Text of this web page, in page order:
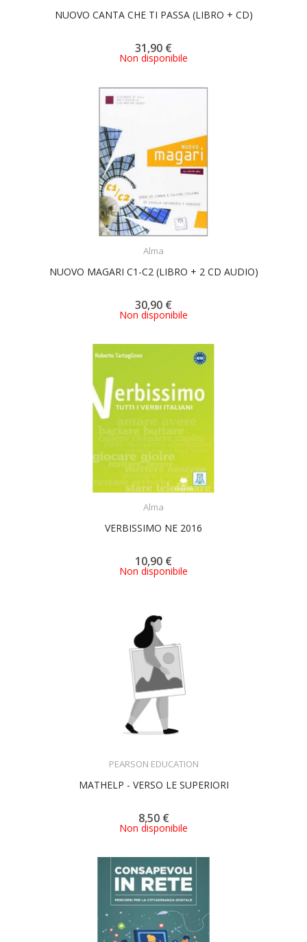
NUOVO CANTA CHE TI PASSA (LIBRO + CD)
31,90 €
Non disponibile
Alma
NUOVO MAGARI C1-C2 (LIBRO + 2 CD AUDIO)
30,90 €
Non disponibile
Alma
VERBISSIMO NE 2016
10,90 €
Non disponibile
PEARSON EDUCATION
MATHELP - VERSO LE SUPERIORI
8,50 €
Non disponibile